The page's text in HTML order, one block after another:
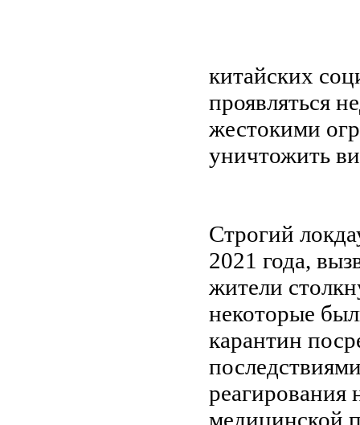
китайских
проявляться
жестокими
уничтожить
Строгий
2021 года,
жители
некоторые
карантин
реагирования
медицинской